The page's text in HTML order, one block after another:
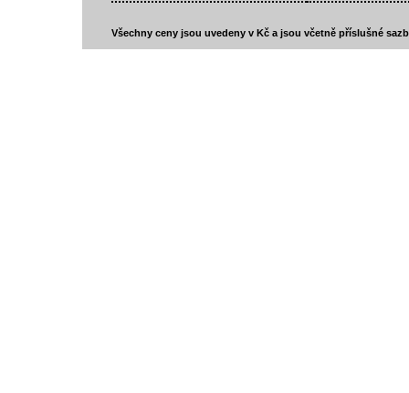
Všechny ceny jsou uvedeny v Kč a jsou včetně příslušné